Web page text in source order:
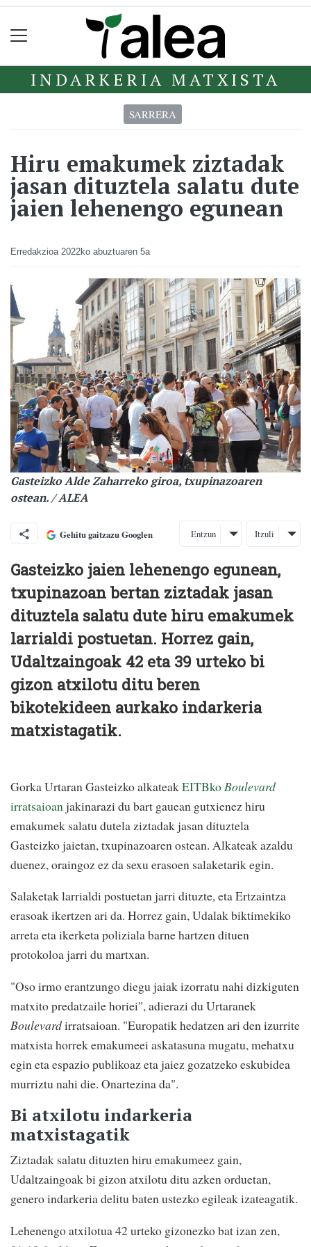
INDARKERIA MATXISTA
SARRERA
Hiru emakumek ziztadak
jasan dituztela salatu dute
jaien lehenengo egunean
Erredakzioa 2022ko abuztuaren 5a
Gasteizko Alde Zaharreko giroa, txupinazoaren
ostean. / ALEA
Gehitu gaitzazu Googlen Entzun Itzuli
Gasteizko jaien lehenengo egunean,
txupinazoan bertan ziztadak jasan
dituztela salatu dute hiru emakumek
larrialdi postuetan. Horrez gain,
Udaltzaingoak 42 eta 39 urteko bi
gizon atxilotu ditu beren
bikotekideen aurkako indarkeria
matxistagatik.
Gorka Urtaran Gasteizko alkateakEITBko Boulevard
irratsaioan jakinarazi du bart gauean gutxienez hiru
emakumek salatu dutela ziztadak jasan dituztela
Gasteizko jaietan, txupinazoaren ostean. Alkateak azaldu
duenez, oraingoz ez da sexu erasoen salaketarik egin.
Salaketak larrialdi postuetan jarri dituzte, eta Ertzaintza
erasoak ikertzen ari da. Horrez gain, Udalak biktimekiko
arreta eta ikerketa poliziala barne hartzen dituen
protokoloa jarri du martxan.
"Oso irmo erantzungo diegu jaiak izorratu nahi dizkiguten
matxito predatzaile horiei", adierazi du Urtaranek
Boulevardirratsaioan. "Europatik hedatzen ari den izurrite
matxista horrek emakumeei askatasuna mugatu, mehatxu
egin eta espazio publikoaz eta jaiez gozatzeko eskubidea
murriztu nahi die. Onartezina da".
Bi atxilotu indarkeria
matxistagatik
Ziztadak salatu dituzten hiru emakumeez gain,
Udaltzaingoak bi gizon atxilotu ditu azken orduetan,
genero indarkeria delitu baten ustezko egileak izateagatik.
Lehenengo atxilotua 42 urteko gizonezko bat izan zen,